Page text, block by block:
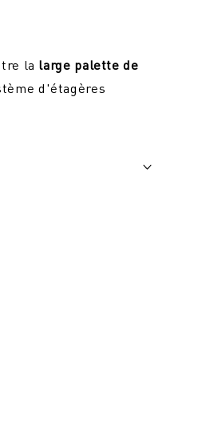
la large palette de
d'étagères